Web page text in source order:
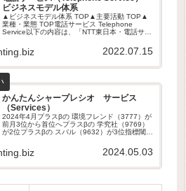
ビジネスモデル体系
▲ビジネスモデル体系 TOP▲主要活動 TOP▲
業種・業態 TOP電話サービス Telephone
Service以下の内容は、「NTT東日本・電話サー
電話サービス契約とは、電気通信事業者が、主
とし...
2022.07.15
かんたんシャープレシオ サービス
（Services）
2024年4月プラスβの 環境フレンド（3777）が
前月3位から首位へプラスβの 学究社（9769）
が2位プラスβの スバル（9632）が3位指標閾値
14,380.0 Median4438Ｗｅｌ...2024.05.03